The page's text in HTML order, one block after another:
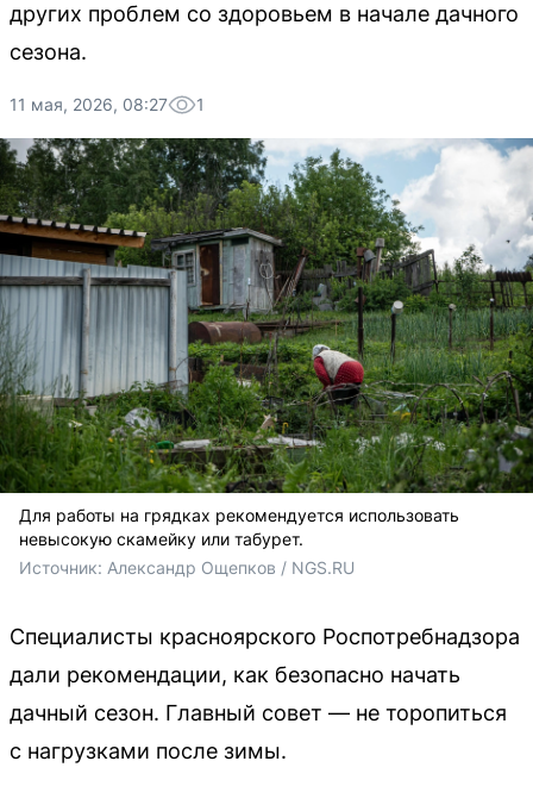
других проблем со здоровьем в начале дачного
сезона.
11 мая, 2026, 08:27 1
Для работы на грядках рекомендуется использовать
невысокую скамейку или табурет.
Источник: Александр Ощепков / NGS.RU
Специалисты красноярского Роспотребнадзора
дали рекомендации, как безопасно начать
дачный сезон. Главный совет — не торопиться
с нагрузками после зимы.